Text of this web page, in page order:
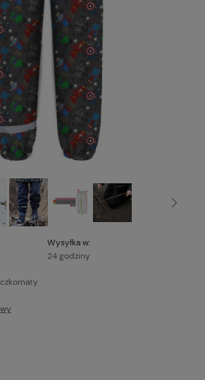
Wysyłka w:
24 godziny
kosztów płatności